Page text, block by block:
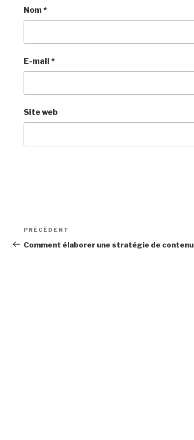
Nom*
E-mail *
Site web
Navigation
de
Article
précédent
PRÉCÉDENT
Comment élaborer une stratégie de contenu